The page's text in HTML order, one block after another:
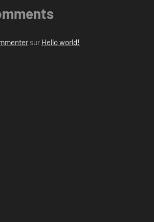
sur Hello world!